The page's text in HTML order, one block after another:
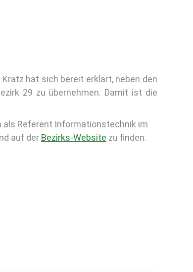
hat sich bereit erklärt, neben den
29 zu übernehmen. Damit ist die
als Referent Informationstechnik im
auf der Bezirks-Website zu finden.